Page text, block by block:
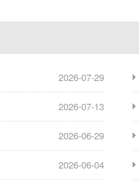
2026-07-29
2026-07-13
2026-06-29
2026-06-04